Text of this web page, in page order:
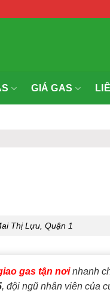
GIÁ GAS
Thị Lựu, Quận 1
gas tận nơinhanh
, đội ngũ nhân viên của